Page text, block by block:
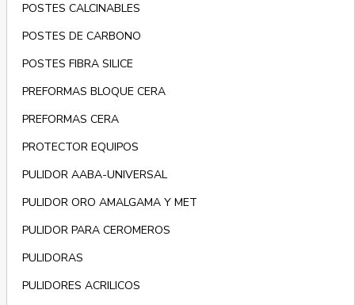
POSTES CALCINABLES
POSTES DE CARBONO
POSTES FIBRA SILICE
PREFORMAS BLOQUE CERA
PREFORMAS CERA
PROTECTOR EQUIPOS
PULIDOR AABA-UNIVERSAL
PULIDOR ORO AMALGAMA Y MET
PULIDOR PARA CEROMEROS
PULIDORAS
PULIDORES ACRILICOS